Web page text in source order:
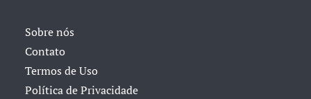
Sobre nós
Contato
Termos de Uso
Política de Privacidade